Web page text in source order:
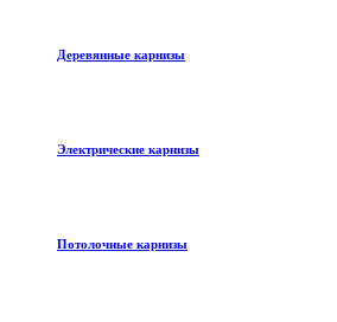
Деревянные карнизы
Электрические карнизы
Потолочные карнизы